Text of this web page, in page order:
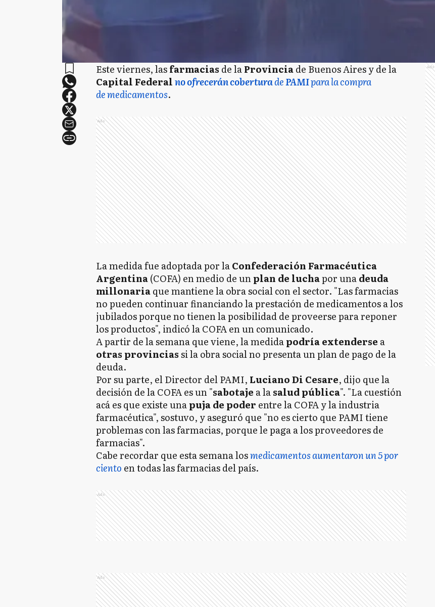
Este viernes, lasfarmacias de laProvinciade Buenos Aires y de la
Capital Federalno ofrecerán coberturadePAMIpara la compra
de medicamentos.
Ads
La medida fue adoptada por laConfederación Farmacéutica
Argentina(COFA) en medio de unplan de luchapor unadeuda
millonariaque mantiene la obra social con el sector. "Las farmacias
no pueden continuar financiando la prestación de medicamentos a los
jubilados porque no tienen la posibilidad de proveerse para reponer
los productos", indicó la COFA en un comunicado.
A partir de la semana que viene, la medidapodría extenderse a
otras provinciassi la obra social no presenta un plan de pago de la
deuda.
Por su parte, el Director del PAMI, Luciano Di Cesare, dijo que la
decisión de la COFA es un "sabotaje a lasalud pública". "La cuestión
acá es que existe unapuja de poder entre la COFA y la industria
farmacéutica", sostuvo, y aseguró que "no es cierto que PAMI tiene
problemas con las farmacias, porque le paga a los proveedores de
farmacias".
Cabe recordar que esta semana losmedicamentos aumentaron un 5 por
ciento en todas las farmacias del país.
Ads
Ads
Ads